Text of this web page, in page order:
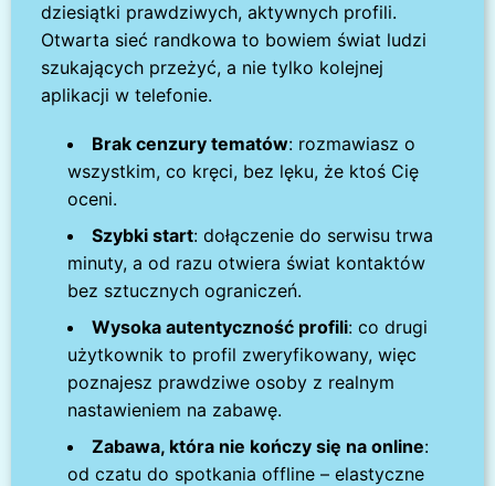
dziesiątki prawdziwych, aktywnych profili.
Otwarta sieć randkowa to bowiem świat ludzi
szukających przeżyć, a nie tylko kolejnej
aplikacji w telefonie.
Brak cenzury tematów: rozmawiasz o
wszystkim, co kręci, bez lęku, że ktoś Cię
oceni.
Szybki start: dołączenie do serwisu trwa
minuty, a od razu otwiera świat kontaktów
bez sztucznych ograniczeń.
Wysoka autentyczność profili: co drugi
użytkownik to profil zweryfikowany, więc
poznajesz prawdziwe osoby z realnym
nastawieniem na zabawę.
Zabawa, która nie kończy się na online:
od czatu do spotkania offline – elastyczne